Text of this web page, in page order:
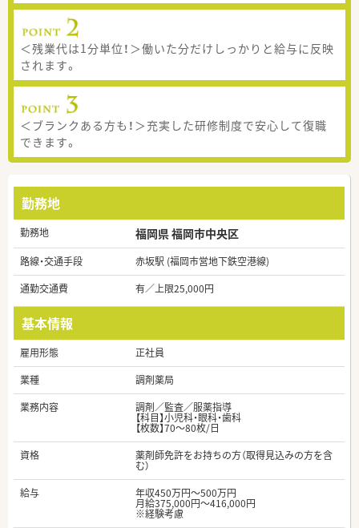
＜残業代は1分単位！＞働いた分だけしっかりと給与に反映
されます。
＜ブランクある方も！＞充実した研修制度で安心して復職
できます。
勤務地
勤務地 福岡県 福岡市中央区
路線・交通手段
赤坂駅 (福岡市営地下鉄空港線)
通勤交通費
有／上限25,000円
基本情報
雇用形態
正社員
業種
調剤薬局
業務内容
調剤／監査／服薬指導
【科目】小児科・眼科・歯科
【枚数】70～80枚/日
資格
薬剤師免許をお持ちの方（取得見込みの方を含
む）
給与
年収450万円～500万円
月給375,000円～416,000円
※経験考慮